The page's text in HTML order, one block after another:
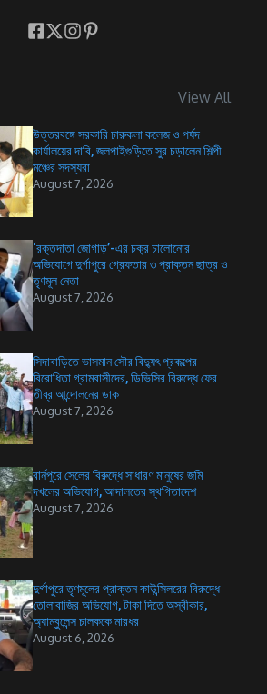
View All
উত্তরবঙ্গে সরকারি চারুকলা কলেজ ও পর্ষদ
কার্যালয়ের দাবি, জলপাইগুড়িতে সুর চড়ালেন শিল্পী
মঞ্চের সদস্যরা
August 7, 2026
‘রক্তদাতা জোগাড়’-এর চক্র চালোনোর
অভিযোগে দুর্গাপুরে গ্রেফতার ৩ প্রাক্তন ছাত্র ও
তৃণমূল নেতা
August 7, 2026
সিদাবাড়িতে ভাসমান সৌর বিদ্যুৎ প্রকল্পের
বিরোধিতা গ্রামবাসীদের, ডিভিসির বিরুদ্ধে ফের
তীব্র আন্দোলনের ডাক
August 7, 2026
বার্নপুরে সেলের বিরুদ্ধে সাধারণ মানুষের জমি
দখলের অভিযোগ, আদালতের স্থগিতাদেশ
August 7, 2026
দুর্গাপুরে তৃণমূলের প্রাক্তন কাউন্সিলরের বিরুদ্ধে
তোলাবাজির অভিযোগ, টাকা দিতে অস্বীকার,
অ্যাম্বুলেন্স চালককে মারধর
August 6, 2026